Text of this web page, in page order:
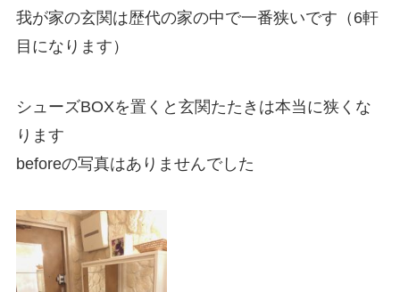
我が家の玄関は歴代の家の中で一番狭いです（6軒
目になります）
シューズBOXを置くと玄関たたきは本当に狭くな
ります
beforeの写真はありませんでした